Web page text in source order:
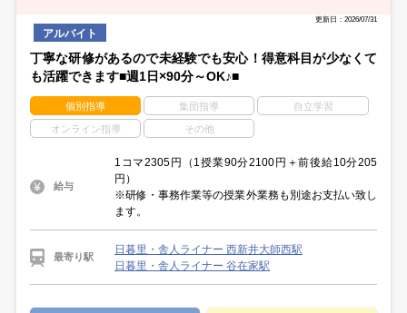
更新日：2026/07/31
アルバイト
丁寧な研修があるので未経験でも安心！得意科目が少なくて
も活躍できます■週1日×90分～OK♪■
個別指導 集団指導 自立学習
オンライン指導 その他
給与
1コマ2305円（1授業90分2100円＋前後給10分205
円）
※研修・事務作業等の授業外業務も別途お支払い致し
ます。
最寄り駅
日暮里・舎人ライナー 西新井大師西駅
日暮里・舎人ライナー 谷在家駅